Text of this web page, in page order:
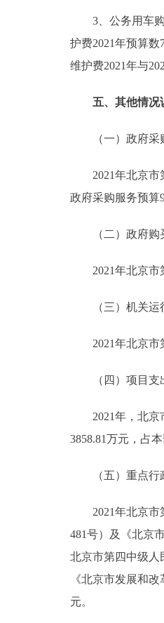
3、公务用车购
护费2021年预算
维护费2021年与
五、其他情况
（一）政府采
2021年北京市第
政府采购服务预算
（二）政府购
2021年北京市第
（三）机关运
2021年北京市第
（四）项目支
2021年，北京市
3858.81万元，占
（五）重点行
2021年北京市第
481号）及《北京
北京市第四中级人
《北京市发展和
元。